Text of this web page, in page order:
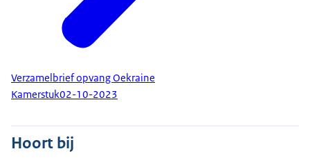
Verzamelbrief opvang Oekraine
Kamerstuk02-10-2023
Hoort bij